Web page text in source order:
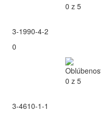
3-1990-4-2
0
3-4610-1-1